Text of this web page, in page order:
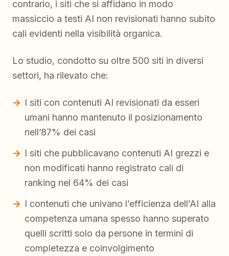
contrario, i siti che si affidano in modo
massiccio a testi AI non revisionati hanno subito
cali evidenti nella visibilità organica.
Lo studio, condotto su oltre 500 siti in diversi
settori, ha rilevato che:
I siti con contenuti AI revisionati da esseri
umani hanno mantenuto il posizionamento
nell’87% dei casi
I siti che pubblicavano contenuti AI grezzi e
non modificati hanno registrato cali di
ranking nel 64% dei casi
I contenuti che univano l’efficienza dell’AI alla
competenza umana spesso hanno superato
quelli scritti solo da persone in termini di
completezza e coinvolgimento